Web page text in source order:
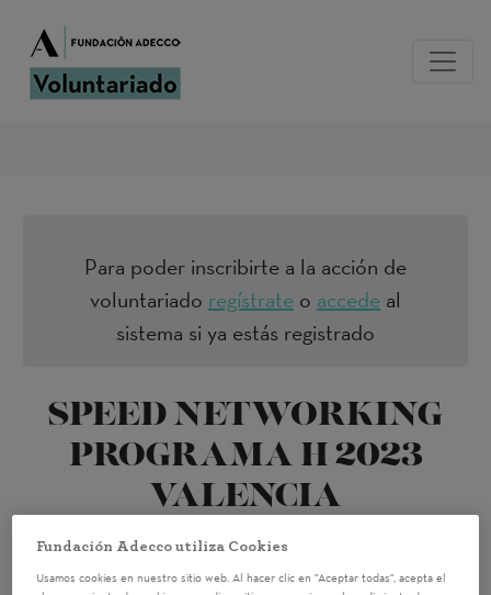
Para poder inscribirte a la acción de
voluntariado regístrate o accede al
sistema si ya estás registrado
SPEED NETWORKING
PROGRAMA H 2023
VALENCIA
Valencia19/10/2023 9:00
Fundación Adecco utiliza Cookies
Usamos cookies en nuestro sitio web. Al hacer clic en "Aceptar todas", acepta el